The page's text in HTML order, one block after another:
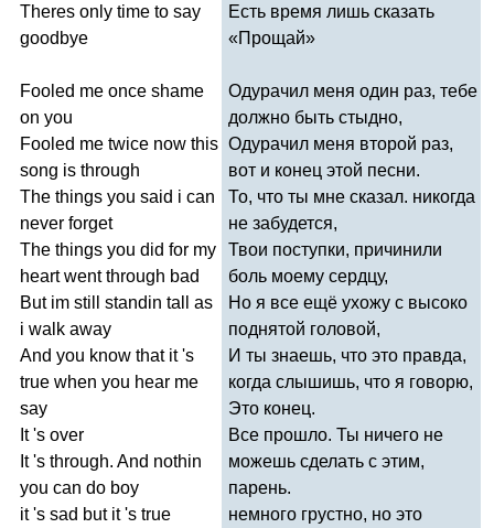
Theres only time to say
goodbye
Fooled me once shame
on you
Fooled me twice now this
song is through
The things you said i can
never forget
The things you did for my
heart went through bad
But im still standin tall
as
i walk away
And you know that it's
true when you hear me
say
It's over
It's through. And nothin
you can do boy
it's sad but it's true
Есть время лишь сказать
«Прощай»
Одурачил меня один раз, тебе
должно быть стыдно,
Одурачил меня второй раз,
вот и конец этой песни.
То, что ты мне сказал. никогда
не забудется,
Твои поступки, причинили
боль моему сердцу,
Но я все ещё ухожу с высоко
поднятой головой,
И ты знаешь, что это правда,
когда слышишь, что я говорю,
Это конец.
Все прошло. Ты ничего не
можешь сделать с этим,
парень.
немного грустно, но это